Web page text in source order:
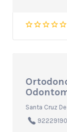
Santa Cruz